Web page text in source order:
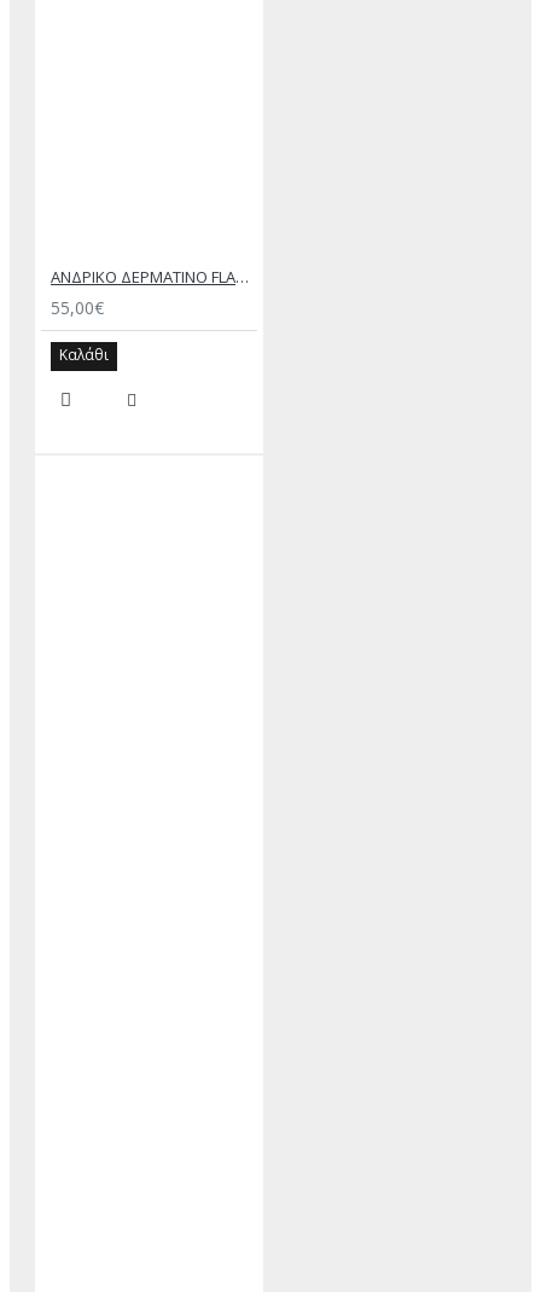
ΑΝΔΡΙΚΟ ΔΕΡΜΑΤΙΝΟ FLAT ΣΑΝΔΑΛΙ ΜΑΥΡΟ ΔΟΥΚΑΣ
55,00€
Καλάθι